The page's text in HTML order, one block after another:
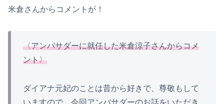
米倉さんからコメントが！
〈アンバサダーに就任した米倉涼子さんからコメ
ント〉
ダイアナ元妃のことは昔から好きで、尊敬もして
いますので、今回アンバサダーのお話をいただき